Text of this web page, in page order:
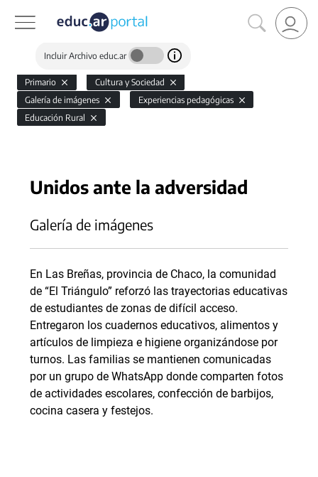
Incluir Archivo educ.ar
Primario
Cultura y Sociedad
Galería de imágenes
Experiencias pedagógicas
Educación Rural
Unidos ante la adversidad
Galería de imágenes
En Las Breñas, provincia de Chaco, la comunidad
de “El Triángulo” reforzó las trayectorias educativas
de estudiantes de zonas de difícil acceso.
Entregaron los cuadernos educativos, alimentos y
artículos de limpieza e higiene organizándose por
turnos. Las familias se mantienen comunicadas
por un grupo de WhatsApp donde comparten fotos
de actividades escolares, confección de barbijos,
cocina casera y festejos.